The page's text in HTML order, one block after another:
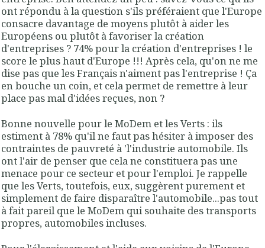
ont répondu à la question s'ils préféraient que l'Europe
consacre davantage de moyens plutôt à aider les
Européens ou plutôt à favoriser la création
d'entreprises ? 74% pour la création d'entreprises ! le
score le plus haut d'Europe !!! Après cela, qu'on ne me
dise pas que les Français n'aiment pas l'entreprise ! Ça
en bouche un coin, et cela permet de remettre à leur
place pas mal d'idées reçues, non ?
Bonne nouvelle pour le MoDem et les Verts : ils
estiment à 78% qu'il ne faut pas hésiter à imposer des
contraintes de pauvreté à 'l'industrie automobile. Ils
ont l'air de penser que cela ne constituera pas une
menace pour ce secteur et pour l'emploi. Je rappelle
que les Verts, toutefois, eux, suggèrent purement et
simplement de faire disparaître l'automobile...pas tout
à fait pareil que le MoDem qui souhaite des transports
propres, automobiles incluses.